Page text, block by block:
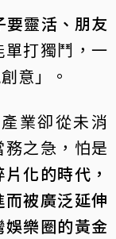
要靈活、朋友
單打獨鬥，一
意」。
業卻從未消
之急，怕是
化的時代，
被廣泛延伸
樂圈的黃金